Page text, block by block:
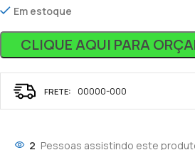
Em estoque
CLIQUE AQUI PARA
2 Pessoas assistindo este